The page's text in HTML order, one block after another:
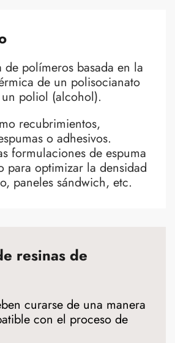
de polímeros basada en la
de un polisocianato
poliol (alcohol).
recubrimientos,
o adhesivos.
formulaciones de espuma
para optimizar la densidad
paneles sándwich, etc.
resinas de
curarse de una manera
con el proceso de